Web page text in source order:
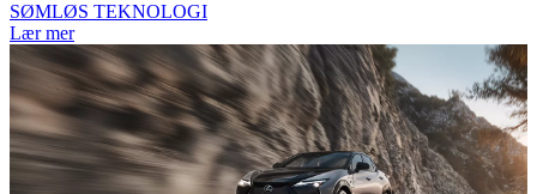
SØMLØS TEKNOLOGI
Lær mer